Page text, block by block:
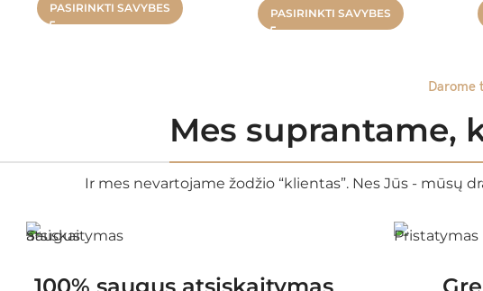
PASIRINKTI SAVYBES PASIRINKTI SAVYBES
Darome
Mes suprantame,
Ir mes nevartojame žodžio “klientas”. Nes Jūs - mūsų